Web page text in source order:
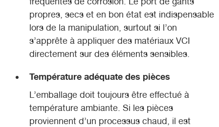
propres, secs et en bon état est indispensable
lors de la manipulation, surtout si l’on
s’apprête à appliquer des matériaux VCI
directement sur des éléments sensibles.
Température adéquate des pièces
L’emballage doit toujours être effectué à
température ambiante. Si les pièces
proviennent d’un processus chaud, il est